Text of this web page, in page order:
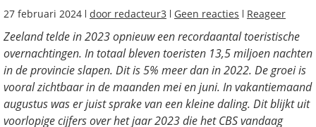
27 februari 2024 door redacteur3 Geen reacties Reageer
Zeeland telde in 2023 opnieuw een recordaantal toeristische
overnachtingen. In totaal bleven toeristen 13,5 miljoen nachten
in de provincie slapen. Dit is 5% meer dan in 2022. De groei is
vooral zichtbaar in de maanden mei en juni. In vakantiemaand
augustus was er juist sprake van een kleine daling. Dit blijkt uit
voorlopige cijfers over het jaar 2023 die het CBS vandaag